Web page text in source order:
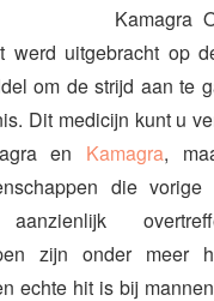
Kamagra
werd uitgebracht op
om de strijd aan te
Dit medicijn kunt u
en Kamagra,
die vorige
aanzienlijk
zijn onder meer
echte hit is bij